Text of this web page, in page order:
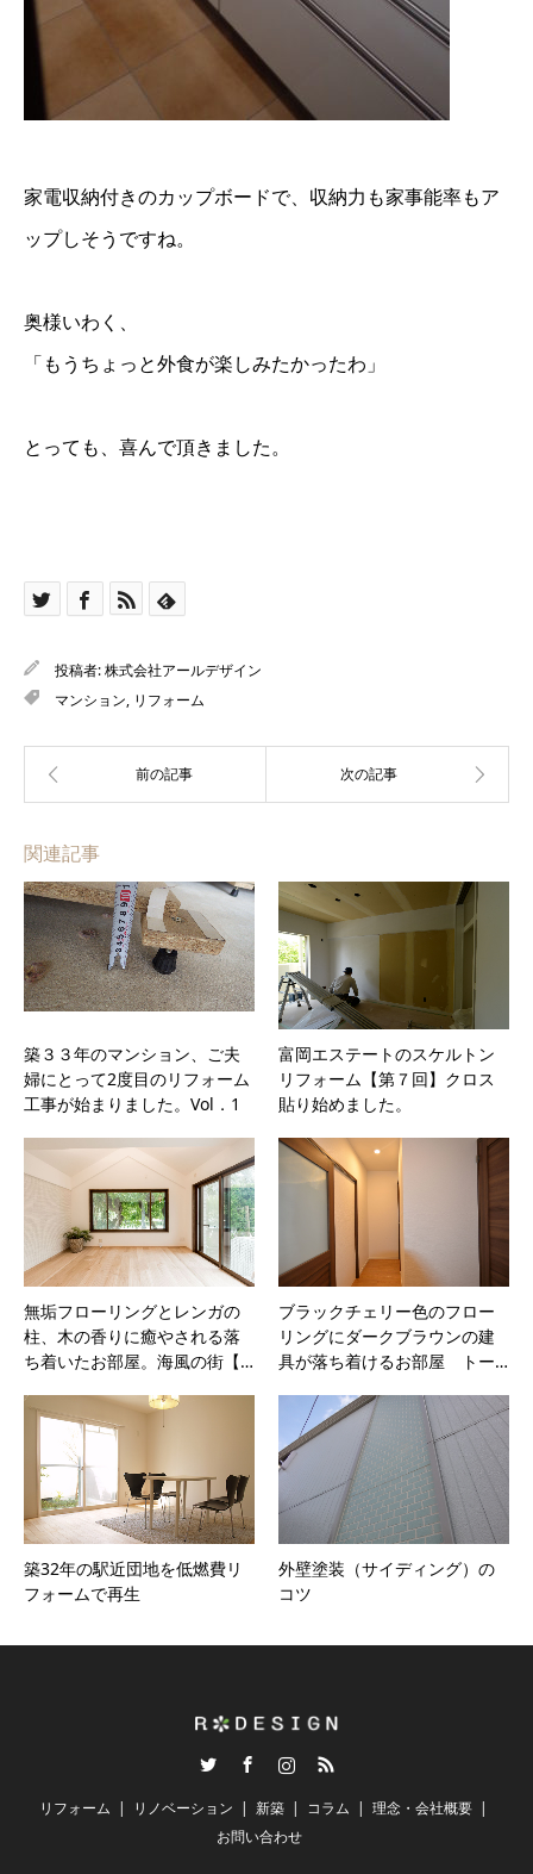
家電収納付きのカップボードで、収納力も家事能率もア
ップしそうですね。
奥様いわく、
「もうちょっと外食が楽しみたかったわ」
とっても、喜んで頂きました。
投稿者:株式会社アールデザイン
マンション, リフォーム
関連記事
築３３年のマンション、ご夫
婦にとって2度目のリフォーム
工事が始まりました。Vol．1
富岡エステートのスケルトン
リフォーム【第７回】クロス
貼り始めました。
無垢フローリングとレンガの
柱、木の香りに癒やされる落
ち着いたお部屋。海風の街【…
ブラックチェリー色のフロー
リングにダークブラウンの建
具が落ち着けるお部屋 トー…
築32年の駅近団地を低燃費リ
フォームで再生
外壁塗装（サイディング）の
コツ
InstagramRSS
リフォーム リノベーション 新築 コラム
理念・会社概要
お問い合わせ